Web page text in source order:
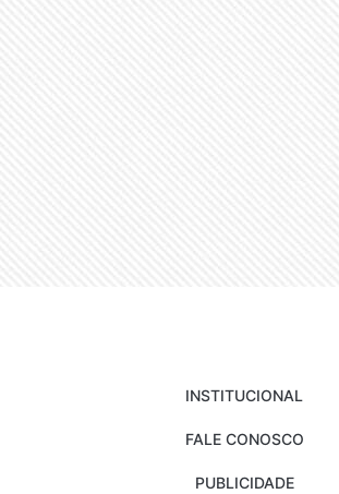
INSTITUCIONAL
FALE CONOSCO
PUBLICIDADE